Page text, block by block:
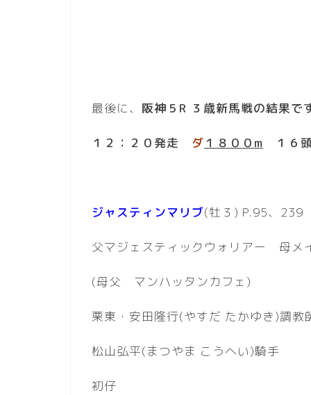
最後に、 阪神５R ３歳新馬戦の結果で
１２：２０発走 ダ １８００m １６
ジャスティンマリブ(牡３) P.95、239
父マジェスティックウォリアー 母メ
(母父 マンハッタンカフェ)
栗東・安田隆行(やすだ たかゆき)調教
松山弘平(まつやま こうへい)騎手
初仔